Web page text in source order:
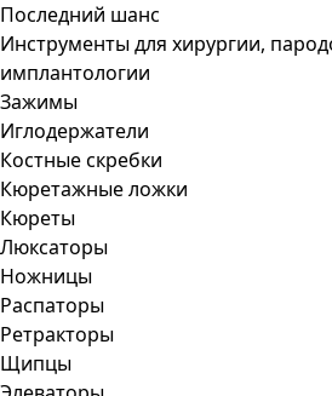
Последний шанс
Инструменты для хирургии,
имплантологии
Зажимы
Иглодержатели
Костные скребки
Кюретажные ложки
Кюреты
Люксаторы
Ножницы
Распаторы
Ретракторы
Щипцы